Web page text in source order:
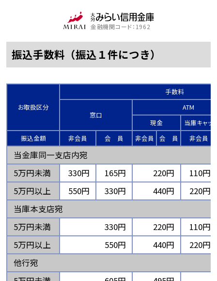
金融機関コード：1962
振込手数料（振込１件につき）
お取扱区分
手数料
窓口
ATM
現金
当庫キャッ
振込金額
非会員 会 員 非会員 会 員 非会員
当金庫同一支店内宛
5万円未満
330円 165円 220円
110円
5万円以上
550円 330円 440円
220円
当庫本支店宛
5万円未満
330円 220円
110円
5万円以上
550円 440円
220円
他行宛